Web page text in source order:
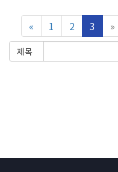
« 1 2 3 »
제목